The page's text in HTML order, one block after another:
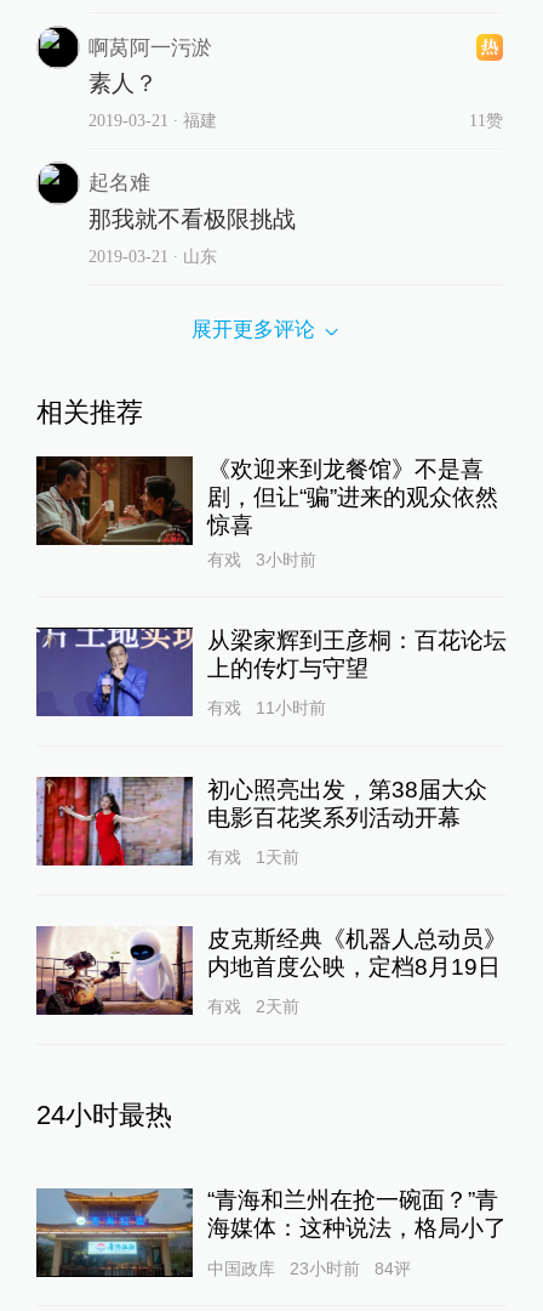
啊莴阿一污淤
素人？
2019-03-21 ∙ 福建 11赞
起名难
那我就不看极限挑战
2019-03-21 ∙ 山东
展开更多评论
相关推荐
《欢迎来到龙餐馆》不是喜
剧，但让“骗”进来的观众依然
惊喜
有戏 3小时前
从梁家辉到王彦桐：百花论坛
上的传灯与守望
有戏 11小时前
初心照亮出发，第38届大众
电影百花奖系列活动开幕
有戏 1天前
皮克斯经典《机器人总动员》
内地首度公映，定档8月19日
有戏 2天前
24小时最热
“青海和兰州在抢一碗面？”青
海媒体：这种说法，格局小了
中国政库 23小时前 84评